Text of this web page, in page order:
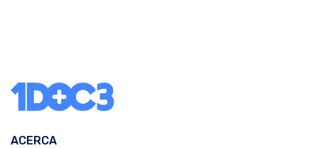
ACERCA